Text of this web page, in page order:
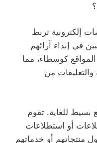
إلكترونية تربط
في إبداء آرائهم
كوسطاء، مما
من
بسيط للغاية. تقوم
أو استطلاعات
منتجاتهم أو خدماتهم